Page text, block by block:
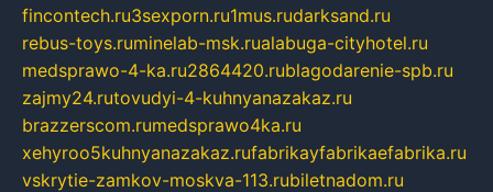
fincontech.ru3sexporn.ru1mus.rudarksand.ru
rebus-toys.ruminelab-msk.rualabuga-cityhotel.ru
medsprawo-4-ka.ru2864420.rublagodarenie-spb.ru
zajmy24.rutovudyi-4-kuhnyanazakaz.ru
brazzerscom.rumedsprawo4ka.ru
xehyroo5kuhnyanazakaz.rufabrikayfabrikaefabrika.ru
vskrytie-zamkov-moskva-113.rubiletnadom.ru